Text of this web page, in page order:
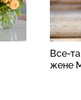
Все-
жене